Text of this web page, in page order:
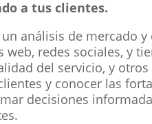
a tus clientes.
análisis de mercado
redes sociales, y
del servicio, y
y conocer las
decisiones